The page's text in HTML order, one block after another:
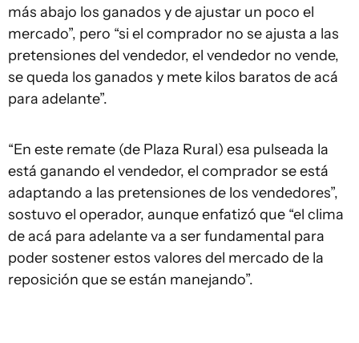
más abajo los ganados y de ajustar un poco el
mercado”, pero “si el comprador no se ajusta a las
pretensiones del vendedor, el vendedor no vende,
se queda los ganados y mete kilos baratos de acá
para adelante”.
“En este remate (de Plaza Rural) esa pulseada la
está ganando el vendedor, el comprador se está
adaptando a las pretensiones de los vendedores”,
sostuvo el operador, aunque enfatizó que “el clima
de acá para adelante va a ser fundamental para
poder sostener estos valores del mercado de la
reposición que se están manejando”.